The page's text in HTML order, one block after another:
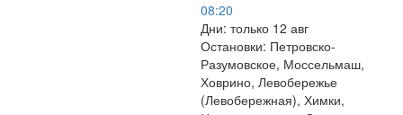
08:20
Дни: только 12 авг
Остановки: Петровско-
Разумовское, Моссельмаш,
Ховрино, Левобережье
(Левобережная), Химки,